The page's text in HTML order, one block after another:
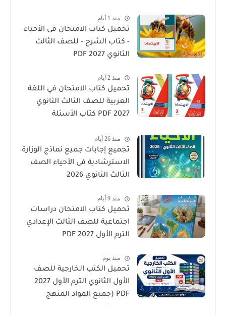
منذ 1 أيام
تحميل كتاب الامتحان فى الأحياء
- كتاب الشرح - للصف الثالث
الثانوي 2027 PDF
منذ 2 أيام
تحميل كتاب الامتحان في اللغة
العربية للصف الثالث الثانوي
2027 PDF كتاب الأسئلة
منذ 26 أيام
تجميع إجابات جميع نماذج الوزارة
الاسترشادية فى الأحياء الصف
الثالث الثانوي 2026
منذ 9 أيام
تحميل كتاب الامتحان دراسات
اجتماعية للصف الثالث الإعدادي
الترم الأول 2027 PDF
منذ يوم
تحميل الكتب الخارجية للصف
الأول الثانوي الترم الأول 2027
PDF (جميع المواد المنهج